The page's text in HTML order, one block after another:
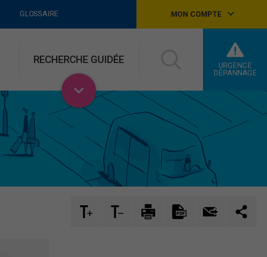
GLOSSAIRE MON COMPTE
RECHERCHE GUIDÉE
URGENCE
DÉPANNAGE